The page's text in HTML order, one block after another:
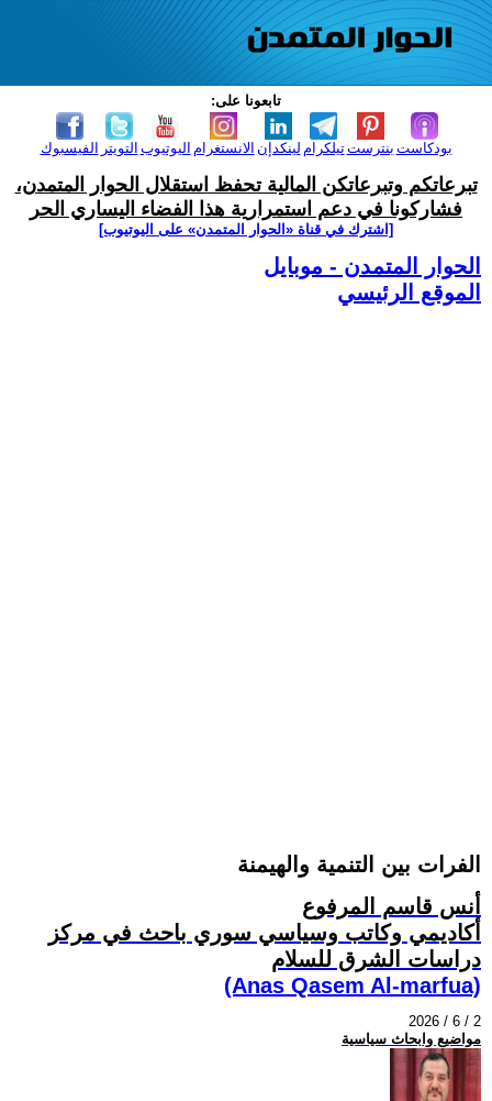
تابعونا على:
الفيسبوك التويتر اليوتيوب الانستغرام لينكدإن تيلكرامبنترست بودكاست
تبرعاتكم وتبرعاتكن المالية تحفظ استقلال الحوار المتمدن،
فشاركونا في دعم استمرارية هذا الفضاء اليساري الحر
[اشترك في قناة ‫«الحوار المتمدن» على اليوتيوب]
الحوار المتمدن - موبايل
الموقع الرئيسي
الفرات بين التنمية والهيمنة
أنس قاسم المرفوع
أكاديمي وكاتب وسياسي سوري باحث في مركز
دراسات الشرق للسلام
(Anas Qasem Al-marfua)
2026 / 6 / 2
مواضيع وابحاث سياسية